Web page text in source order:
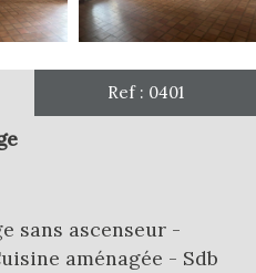
Ref : 0401
sans ascenseur -
aménagée - Sdb